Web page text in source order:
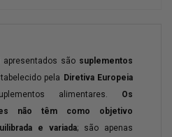
são suplementos
pela Diretiva Europeia
alimentares. Os
não têm como objetivo
e variada; são apenas